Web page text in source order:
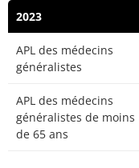
2023
APL des médecins
généralistes
APL des médecins
généralistes de moins
de 65 ans